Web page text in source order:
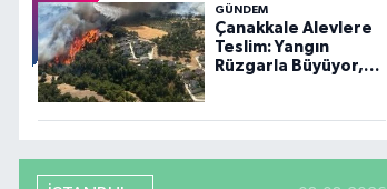
GÜNDEM
Çanakkale Alevlere
Teslim: Yangın
Rüzgarla Büyüyor,